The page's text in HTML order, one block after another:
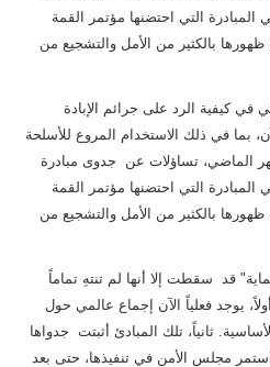
المبادرة التي احتضنها مؤتمر القمة
وقت ظهورها بالكثير من الأمل والتشجيع من
في كيفية الرد على جرائم الإبادة
بما في ذلك الاستخدام المروع للأسلحة
الماضي، تساؤلات عن جدوى مبادرة
المبادرة التي احتضنها مؤتمر القمة
وقت ظهورها بالكثير من الأمل والتشجيع من
قد سقطت إلا أنها لم تنتهِ تماماً
يوجد فعلياً الآن إجماع عالمي حول
ثانياً، تلك المبادئ أثبتت جدواها
مجلس الأمن في تنفيذها، حتى بعد